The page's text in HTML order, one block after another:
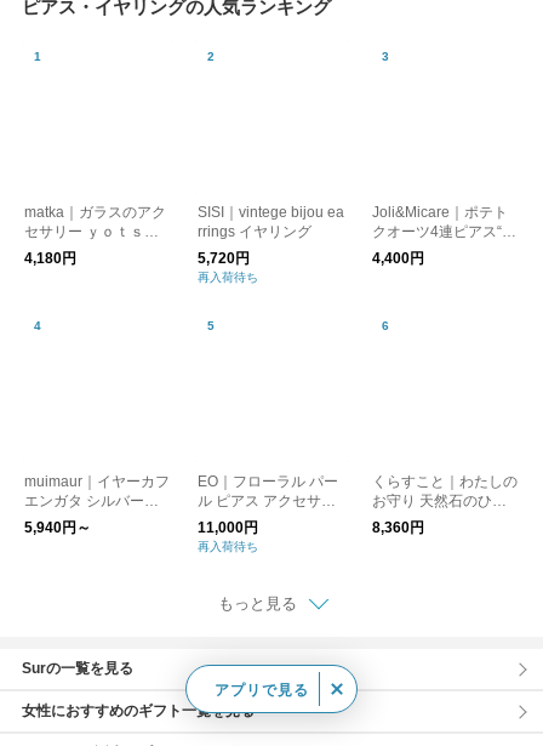
ピアス・イヤリングの人気ランキング
matka｜ガラスのアク
セサリー ｙｏｔｓｕ
（ヨツ）【ピアス・イ
ヤリング】【プレゼン
4,180円
SISI｜vintege bijou ea
rrings イヤリング
5,720円
再入荷待ち
Joli&Micare｜ポテト
クオーツ4連ピアス“po
tato quartz” poq0204-
yn
4,400円
muimaur｜イヤーカフ
エンガタ シルバー
［ギフト/贈り物］
5,940円～
EO｜フローラル パー
ル ピアス アクセサリ
ー Floral Pearl Pierce
EO26AW-28 イオ
11,000円
再入荷待ち
くらすこと｜わたしの
お守り 天然石のひと
粒ピアス［ギフト/贈
り物］
8,360円
もっと見る
Surの一覧を見る
女性におすすめのギフト一覧を見る
アプリで見る